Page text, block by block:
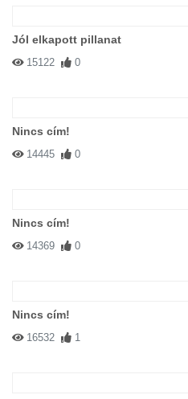
Jól elkapott pillanat
15122 0
Nincs cím!
14445 0
Nincs cím!
14369 0
Nincs cím!
16532 1